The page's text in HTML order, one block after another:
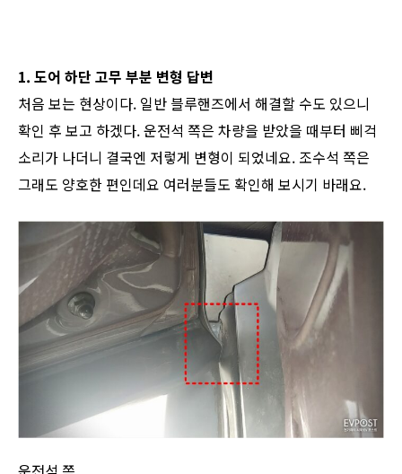
1. 도어 하단 고무 부분 변형 답변
처음 보는 현상이다. 일반 블루핸즈에서 해결할 수도 있으니
확인 후 보고 하겠다. 운전석 쪽은 차량을 받았을 때부터 삐걱
소리가 나더니 결국엔 저렇게 변형이 되었네요. 조수석 쪽은
그래도 양호한 편인데요 여러분들도 확인해 보시기 바래요.​